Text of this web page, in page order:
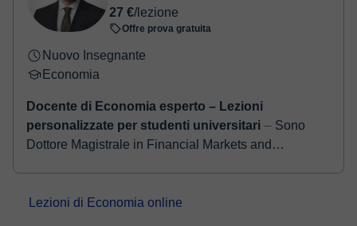
27 €/lezione
Offre prova gratuita
Nuovo Insegnante
Economia
Docente di Economia esperto – Lezioni
personalizzate per studenti universitari ⏤ Sono
Dottore Magistrale in Financial Markets and
Lezioni di Economia online